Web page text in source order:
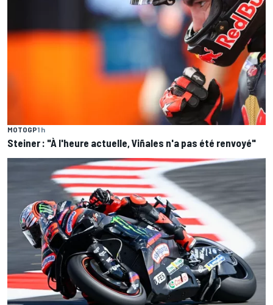
MOTOGP1 h
Steiner : "À l'heure actuelle, Viñales n'a pas été renvoyé"